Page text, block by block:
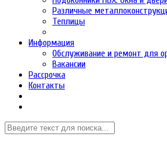
Различные
Теплицы
Информация
Обслуживание и ремонт для
Вакансии
Рассрочка
Контакты